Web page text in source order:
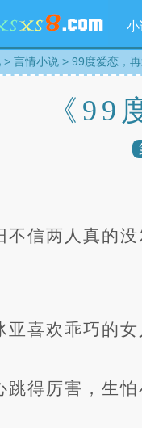
小
> 言情小说 > 99度爱恋，
《99
不信两人真的
亚喜欢乖巧的
跳得厉害，生